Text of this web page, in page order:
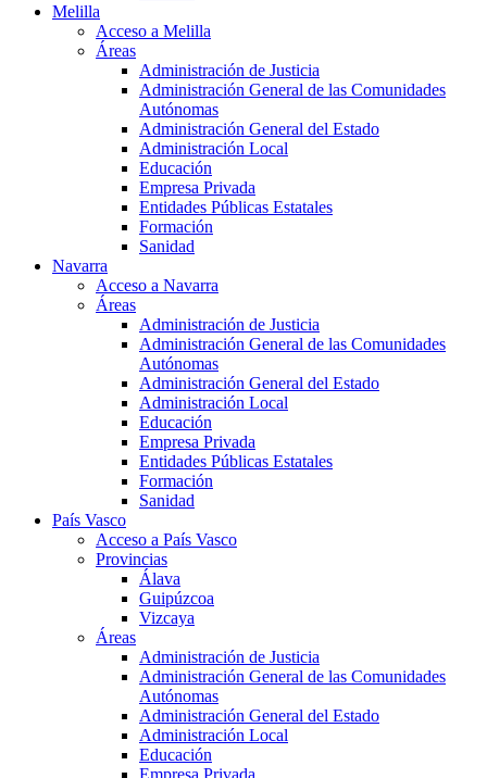
Melilla
Acceso a Melilla
Áreas
Administración de Justicia
Administración General de las Comunidades
Autónomas
Administración General del Estado
Administración Local
Educación
Empresa Privada
Entidades Públicas Estatales
Formación
Sanidad
Navarra
Acceso a Navarra
Áreas
Administración de Justicia
Administración General de las Comunidades
Autónomas
Administración General del Estado
Administración Local
Educación
Empresa Privada
Entidades Públicas Estatales
Formación
Sanidad
País Vasco
Acceso a País Vasco
Provincias
Álava
Guipúzcoa
Vizcaya
Áreas
Administración de Justicia
Administración General de las Comunidades
Autónomas
Administración General del Estado
Administración Local
Educación